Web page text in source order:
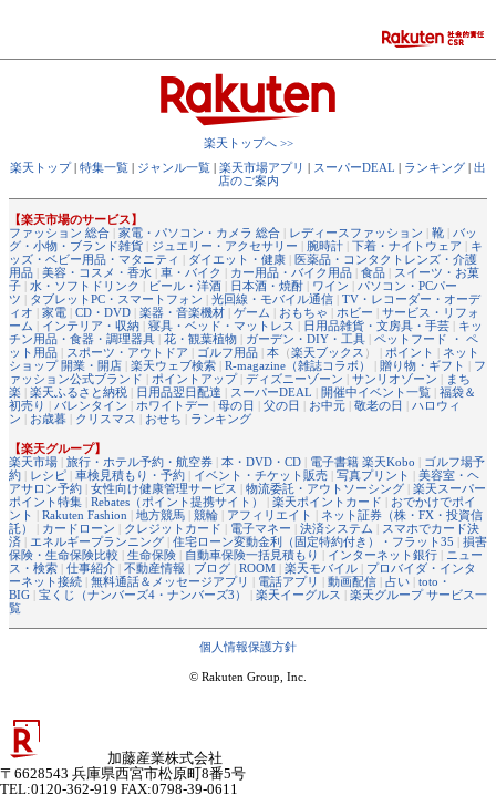
楽天トップへ >>
楽天トップ| 特集一覧 | ジャンル一覧 | 楽天市場アプリ | スーパーDEAL | ランキング | 出
店のご案内
【楽天市場のサービス】
ファッション 総合 | 家電・パソコン・カメラ 総合 | レディースファッション | 靴 | バッ
グ・小物・ブランド雑貨 | ジュエリー・アクセサリー | 腕時計 | 下着・ナイトウェア | キ
ッズ・ベビー用品・マタニティ | ダイエット・健康 | 医薬品・コンタクトレンズ・介護
用品 | 美容・コスメ・香水 | 車・バイク | カー用品・バイク用品 | 食品 | スイーツ・お菓
子 | 水・ソフトドリンク | ビール・洋酒 | 日本酒・焼酎 | ワイン | パソコン・PCパー
ツ | タブレットPC・スマートフォン | 光回線・モバイル通信 | TV・レコーダー・オーデ
ィオ | 家電 | CD・DVD | 楽器・音楽機材 | ゲーム | おもちゃ | ホビー | サービス・リフォ
ーム | インテリア・収納 | 寝具・ベッド・マットレス | 日用品雑貨・文房具・手芸 | キッ
チン用品・食器・調理器具 | 花・観葉植物 | ガーデン・DIY・工具 | ペットフード ・ ペ
ット用品 | スポーツ・アウトドア | ゴルフ用品 | 本 （楽天ブックス ） | ポイント | ネット
ショップ 開業・開店 | 楽天ウェブ検索 | R-magazine（雑誌コラボ） | 贈り物・ギフト | フ
ァッション公式ブランド | ポイントアップ| ディズニーゾーン | サンリオゾーン | まち
楽 | 楽天ふるさと納税 | 日用品翌日配達 | スーパーDEAL | 開催中イベント一覧 | 福袋＆
初売り | バレンタイン | ホワイトデー | 母の日 | 父の日 | お中元 | 敬老の日 | ハロウィ
ン | お歳暮 | クリスマス | おせち | ランキング
【楽天グループ】
楽天市場 | 旅行・ホテル予約・航空券 | 本・DVD・CD | 電子書籍 楽天Kobo | ゴルフ場予
約 | レシピ | 車検見積もり・予約 | イベント・チケット販売 | 写真プリント | 美容室・ヘ
アサロン予約 | 女性向け健康管理サービス | 物流委託・アウトソーシング | 楽天スーパー
ポイント特集 | Rebates（ポイント提携サイト） | 楽天ポイントカード | おでかけでポイ
ント | Rakuten Fashion | 地方競馬 | 競輪 | アフィリエイト | ネット証券（株・FX・投資信
託）
| カードローン | クレジットカード | 電子マネー | 決済システム | スマホでカード決
済 | エネルギープランニング | 住宅ローン変動金利（固定特約付き）・フラット35 | 損害
保険・生命保険比較 | 生命保険 | 自動車保険一括見積もり | インターネット銀行 | ニュー
ス・検索 | 仕事紹介 | 不動産情報 | ブログ | ROOM | 楽天モバイル | プロバイダ・インタ
ーネット接続 | 無料通話＆メッセージアプリ | 電話アプリ | 動画配信 | 占い | toto・
BIG | 宝くじ（ナンバーズ4・ナンバーズ3） | 楽天イーグルス | 楽天グループ サービス一
覧
個人情報保護方針
© Rakuten Group, Inc.
加藤産業株式会社
〒6628543 兵庫県西宮市松原町8番5号
TEL:0120-362-919 FAX:0798-39-0611